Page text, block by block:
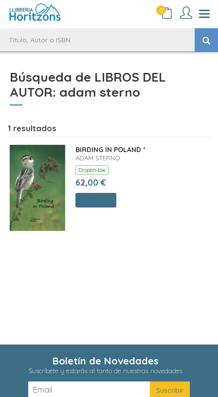
0
Búsqueda de LIBROS DEL
AUTOR: adam sterno
1 resultados
BIRDING IN POLAND *
ADAM STERNO
Disponible
62,00 €
Boletín de Novedades
Suscríbete y estarás al tanto de nuestras novedades